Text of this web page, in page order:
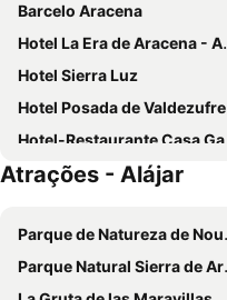
Barcelo Aracena
Hotel La Era de Aracena - Adults Only
Hotel Sierra Luz
Hotel Posada de Valdezufre
Hotel-Restaurante Casa García Almonaster La Real
Hotel Apartamento Rural Finca La Media Legua
Posada San Marcos
La Estancia Villa Rosillo
Atrações - Alájar
Parque de Natureza de Noudar
Parque Natural Sierra de Aracena y Picos de Aroche